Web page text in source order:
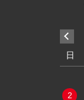
日
2